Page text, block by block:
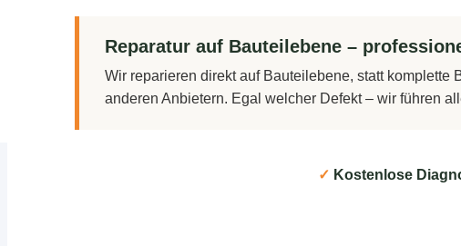
Reparatur auf Bauteilebene –
Wir reparieren direkt auf Bauteilebene, statt
anderen Anbietern. Egal welcher Defekt – wir führen
✓ Kostenlose